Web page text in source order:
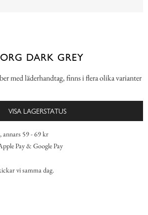
DARK GREY
med läderhandtag, finns i flera olika varianter
VISA LAGERSTATUS
59 - 69 kr
Pay & Google Pay
vi samma dag.